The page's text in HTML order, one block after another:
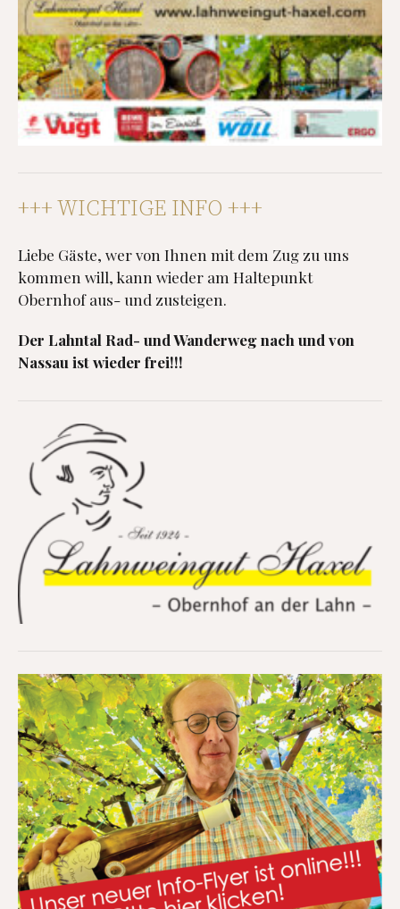
+++ WICHTIGE INFO +++
Liebe Gäste, wer von Ihnen mit dem Zug zu uns
kommen will, kann wieder am Haltepunkt
Obernhof aus- und zusteigen.
Der Lahntal Rad- und Wanderweg nach und von
Nassau ist wieder frei!!!